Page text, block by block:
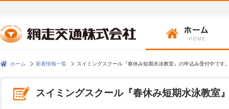
ホーム 新着情報一覧 スイミングスクール『春休み短期水泳教室』の申込み受付中です
スイミングスクール『春休み短期水泳教室